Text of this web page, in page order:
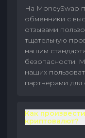
На MoneySwap
обменники с
отзывами
тщательную
нашим
безопасности.
наших
партнерами для
Как
криптовалют?